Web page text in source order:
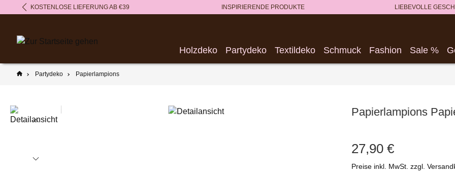
Zur Hauptnavigation springen
KOSTENLOSE LIEFERUNG AB €39 INSPIRIERENDE PRODUKTE LIEBEVOLLE
Holzdeko Partydeko Textildeko Schmuck Fashion Sale %
Partydeko Papierlampions
Papierlampions
27,90 €
Preise inkl. MwSt. zzgl.